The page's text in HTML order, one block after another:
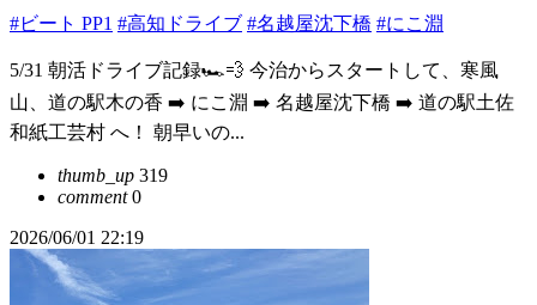
#ビート PP1 #高知ドライブ #名越屋沈下橋 #にこ淵
5/31 朝活ドライブ記録🏎️💨 今治からスタートして、寒風
山、道の駅木の香 ➡️ にこ淵 ➡️ 名越屋沈下橋 ➡️ 道の駅土佐
和紙工芸村 へ！ 朝早いの...
thumb_up 319
comment0
2026/06/01 22:19